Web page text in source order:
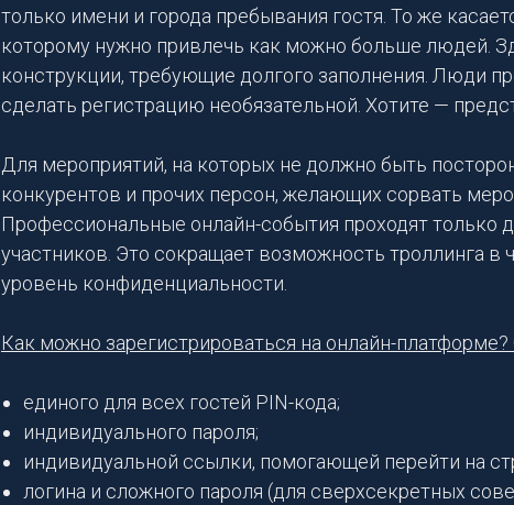
только имени и города пребывания гостя. То же
которому нужно привлечь как можно больше людей.
конструкции, требующие долгого заполнения. Люди
сделать регистрацию необязательной. Хотите —
Для мероприятий, на которых не должно быть
конкурентов и прочих персон, желающих сорвать
Профессиональные онлайн-события проходят только
участников. Это сокращает возможность троллинга
уровень конфиденциальности.
Как можно зарегистрироваться на онлайн-
единого для всех гостей PIN-кода;
индивидуального пароля;
индивидуальной ссылки, помогающей перейти на
логина и сложного пароля (для сверхсекретных